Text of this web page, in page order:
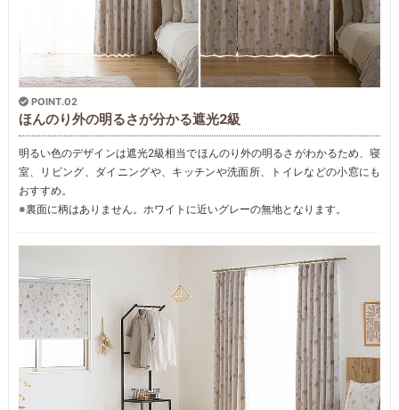
POINT.02
ほんのり外の明るさが分かる遮光2級
明るい色のデザインは遮光2級相当でほんのり外の明るさがわかるため、寝
室、リビング、ダイニングや、キッチンや洗面所、トイレなどの小窓にも
おすすめ。
※裏面に柄はありません。ホワイトに近いグレーの無地となります。